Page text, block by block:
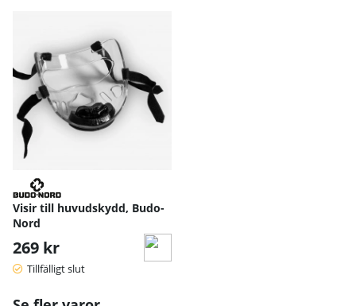
Visir till huvudskydd, Budo-
Nord
269 kr
Tillfälligt slut